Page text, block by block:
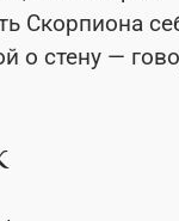
Скорпиона
о стену —